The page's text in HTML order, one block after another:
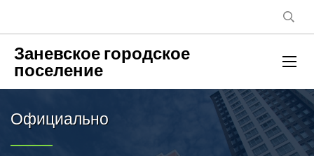
Заневское городское
поселение
Официально